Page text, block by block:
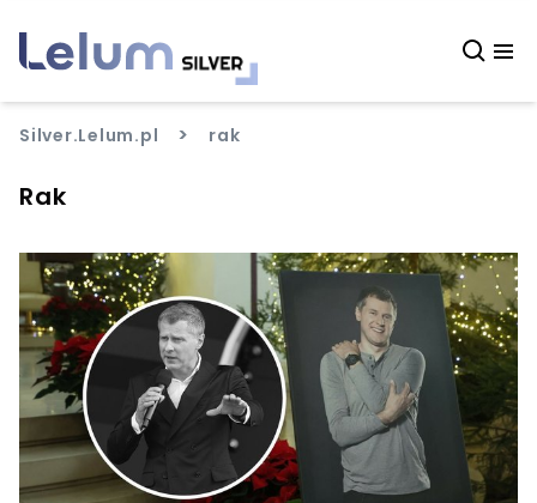
Silver.Lelum.pl > rak
Rak